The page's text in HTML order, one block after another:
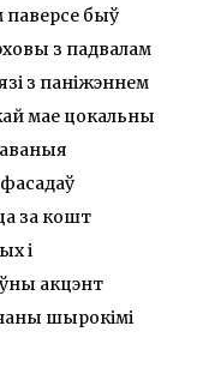
быў
з падвалам
з паніжэннем
мае цокальны
за кошт
і
акцэнт
шырокімі